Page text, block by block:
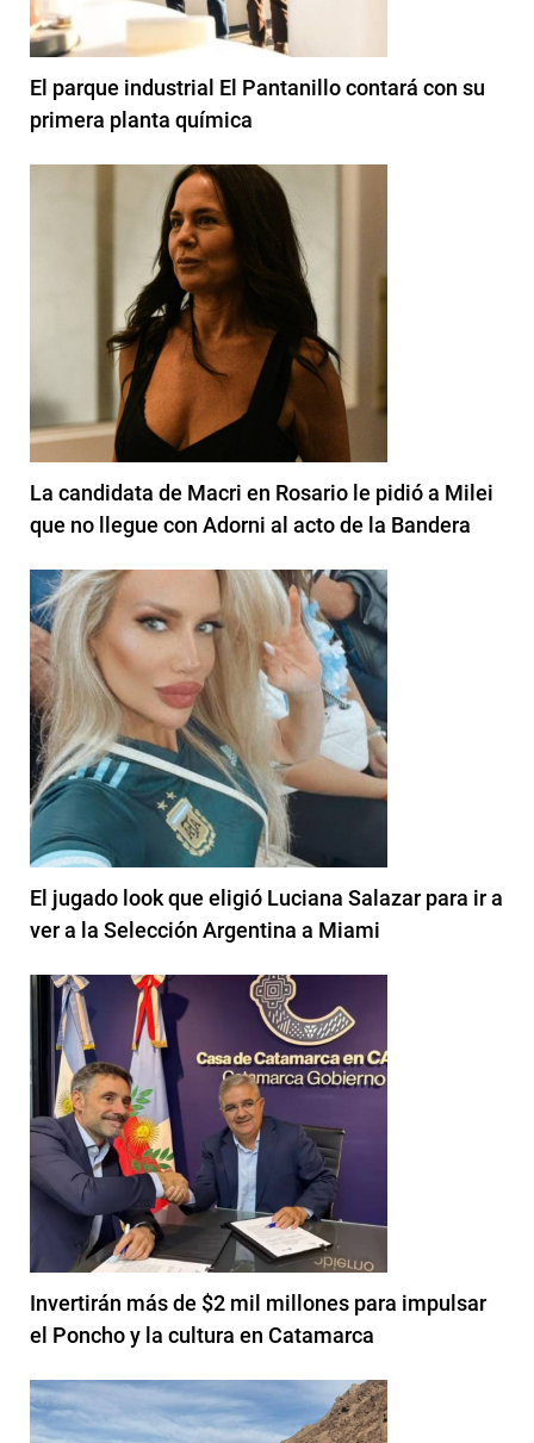
El parque industrial El Pantanillo contará con su
primera planta química
La candidata de Macri en Rosario le pidió a Milei
que no llegue con Adorni al acto de la Bandera
El jugado look que eligió Luciana Salazar para ir a
ver a la Selección Argentina a Miami
Invertirán más de $2 mil millones para impulsar
el Poncho y la cultura en Catamarca